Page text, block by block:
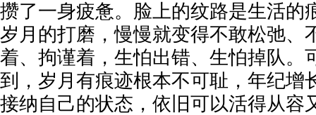
攒了一身疲惫。脸上的纹路是生活的
岁月的打磨，慢慢就变得不敢松弛、
着、拘谨着，生怕出错、生怕掉队。
到，岁月有痕迹根本不可耻，年纪增
接纳自己的状态，依旧可以活得从容